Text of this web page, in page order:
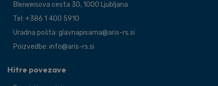
Bleiweisova cesta 30, 1000 Ljubljana
Tel: +386 1 400 5910
Uradna pošta: glavnapisarna@aris-rs.si
Poizvedbe: info@aris-rs.si
Hitre povezave